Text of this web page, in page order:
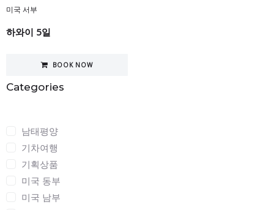
Categories
남태평양
기차여행
기획상품
미국 동부
미국 남부
미국 서부
하와이 5일
BOOK NOW